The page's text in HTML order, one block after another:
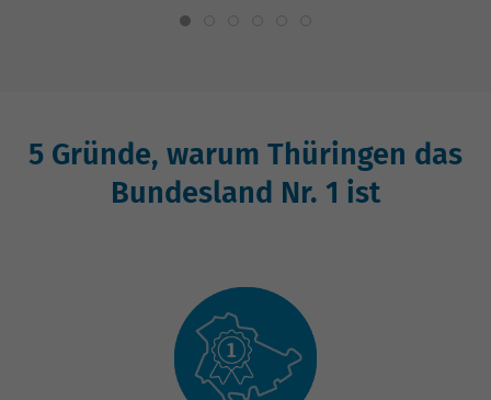
5 Gründe, warum Thüringen das
Bundesland Nr. 1 ist